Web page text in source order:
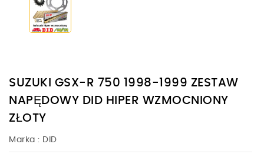
SUZUKI GSX-R 750 1998-1999 ZESTAW
NAPĘDOWY DID HIPER WZMOCNIONY
ZŁOTY
Marka : DID